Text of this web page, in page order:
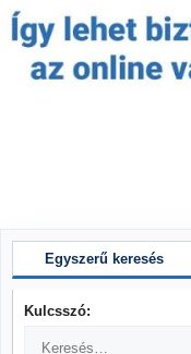
Egyszerű keresés
Kulcsszó: